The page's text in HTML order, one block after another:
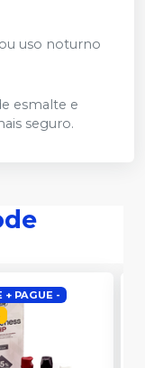
uso noturno
esmalte e
seguro.
+ PAGUE -